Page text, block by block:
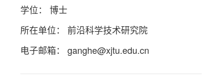
学位： 博士
所在单位： 前沿科学技术研究院
电子邮箱：ganghe@xjtu.edu.cn